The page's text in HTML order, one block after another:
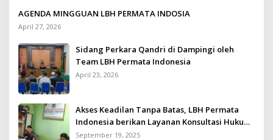
AGENDA MINGGUAN LBH PERMATA INDOSIA
April 27, 2026
Sidang Perkara Qandri di Dampingi oleh
Team LBH Permata Indonesia
April 23, 2026
Akses Keadilan Tanpa Batas, LBH Permata
Indonesia berikan Layanan Konsultasi Hukum
Gratis untuk Kurang Mampu
September 19, 2025